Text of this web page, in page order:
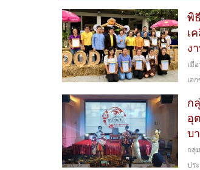
พิ
เ
ง
เมื่
เอ
ก
อุ
บ
กลุ่
ปร